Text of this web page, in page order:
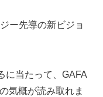
ー先導の新ビジョ
に当たって、GAFA
気概が読み取れま